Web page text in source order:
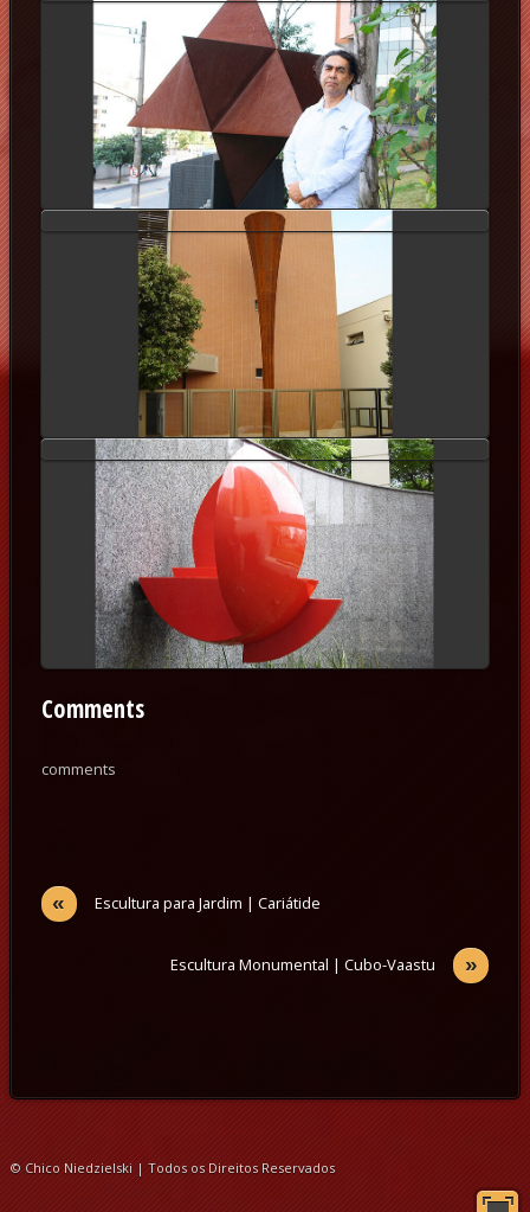
Comments
comments
« Escultura para Jardim | Cariátide
Escultura Monumental | Cubo-Vaastu »
© Chico Niedzielski | Todos os Direitos Reservados